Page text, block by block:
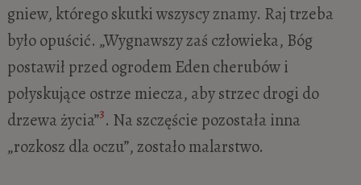
gniew, którego skutki wszyscy znamy. Raj trzeba
było opuścić. „Wygnawszy zaś człowieka, Bóg
postawił przed ogrodem Eden cherubów i
połyskujące ostrze miecza, aby strzec drogi do
drzewa życia”3. Na szczęście pozostała inna
„rozkosz dla oczu”, zostało malarstwo.